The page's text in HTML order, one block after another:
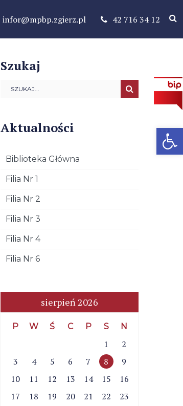
infor@mpbp.zgierz.pl 42 716 34 12
Szukaj
Aktualności
Biblioteka Główna
Filia Nr 1
Filia Nr 2
Filia Nr 3
Filia Nr 4
Filia Nr 6
sierpień 2026
P W Ś C P S N
1
2
3
4 5 6 7 8
9
10
11 12 13 14 15
16
17
18 19 20 21 22
23